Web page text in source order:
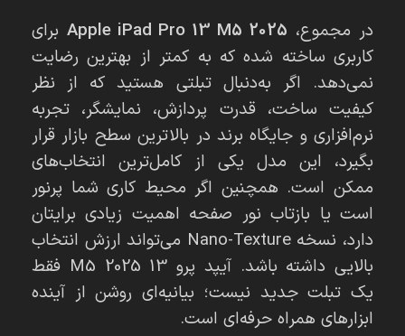
در مجموع، Apple iPad Pro 13 M5 2025 برای
کاربری ساخته شده که به کمتر از بهترین رضایت
نمی‌دهد. اگر به‌دنبال تبلتی هستید که از نظر
کیفیت ساخت، قدرت پردازش، نمایشگر، تجربه
نرم‌افزاری و جایگاه برند در بالاترین سطح بازار قرار
بگیرد، این مدل یکی از کامل‌ترین انتخاب‌های
ممکن است. همچنین اگر محیط کاری شما پرنور
است یا بازتاب نور صفحه اهمیت زیادی برایتان
دارد، نسخه Nano-Texture می‌تواند ارزش انتخاب
بالایی داشته باشد. آیپد پرو 13 M5 2025 فقط
یک تبلت جدید نیست؛ بیانیه‌ای روشن از آینده
ابزارهای همراه حرفه‌ای است.